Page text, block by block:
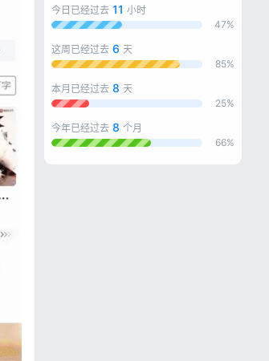
今日已经过去 11 小时
47%
这周已经过去 6 天
85%
本月已经过去 8 天
25%
今年已经过去 8 个月
66%